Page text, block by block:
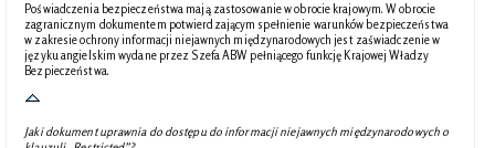
Poświadczenia bezpieczeństwa mają zastosowanie w obrocie krajowym. W obrocie
zagranicznym dokumentem potwierdzającym spełnienie warunków bezpieczeństwa
w zakresie ochrony informacji niejawnych międzynarodowych jest zaświadczenie w
języku angielskim wydane przez Szefa ABW pełniącego funkcję Krajowej Władzy
Bezpieczeństwa.
Jaki dokument uprawnia do dostępu do informacji niejawnych międzynarodowych o